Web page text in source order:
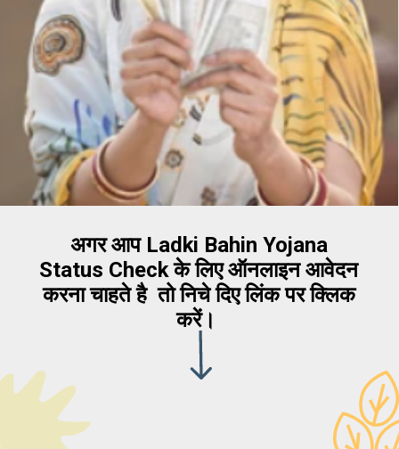
अगर आप Ladki Bahin Yojana
Status Check के लिए ऑनलाइन आवेदन
करना चाहते है तो निचे दिए लिंक पर क्लिक
करें।